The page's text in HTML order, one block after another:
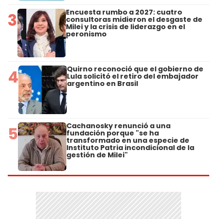
3 Encuesta rumbo a 2027: cuatro
consultoras midieron el desgaste de
Milei y la crisis de liderazgo en el
peronismo
4 Quirno reconoció que el gobierno de
Lula solicitó el retiro del embajador
argentino en Brasil
5 Cachanosky renunció a una
fundación porque "se ha
transformado en una especie de
Instituto Patria incondicional de la
gestión de Milei"